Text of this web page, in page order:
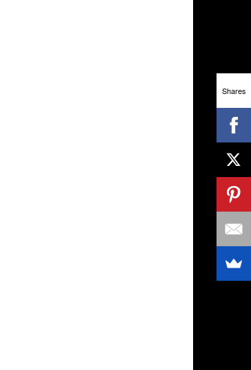
Shares